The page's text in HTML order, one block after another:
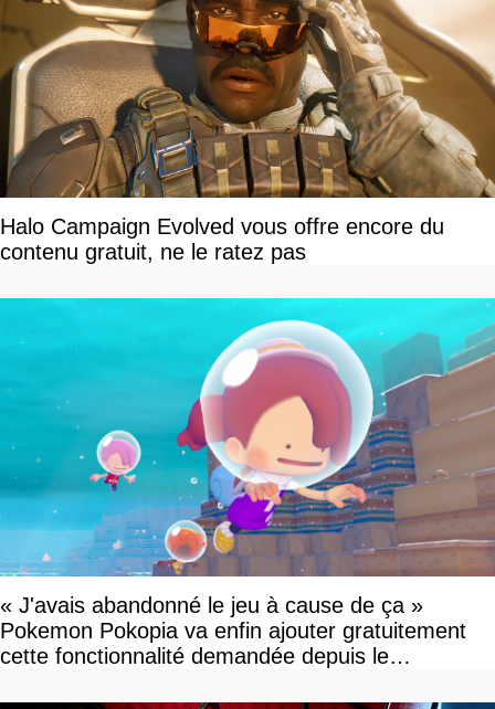
Halo Campaign Evolved vous offre encore du
contenu gratuit, ne le ratez pas
« J'avais abandonné le jeu à cause de ça »
Pokemon Pokopia va enfin ajouter gratuitement
cette fonctionnalité demandée depuis le